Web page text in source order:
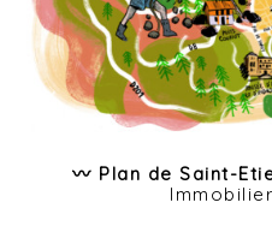
〰️ Plan de Saint-